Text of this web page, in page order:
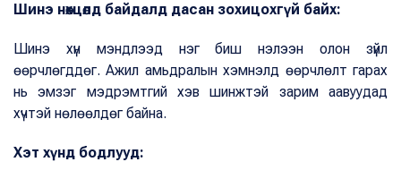
Шинэ нөхцөлд байдалд дасан зохицохгүй байх:
Шинэ хүн мэндлээд нэг биш нэлээн олон зүйл
өөрчлөгддөг. Ажил амьдралын хэмнэлд өөрчлөлт гарах
нь эмзэг мэдрэмтгий хэв шинжтэй зарим аавуудад
хүчтэй нөлөөлдөг байна.
Хэт хүнд бодлууд: